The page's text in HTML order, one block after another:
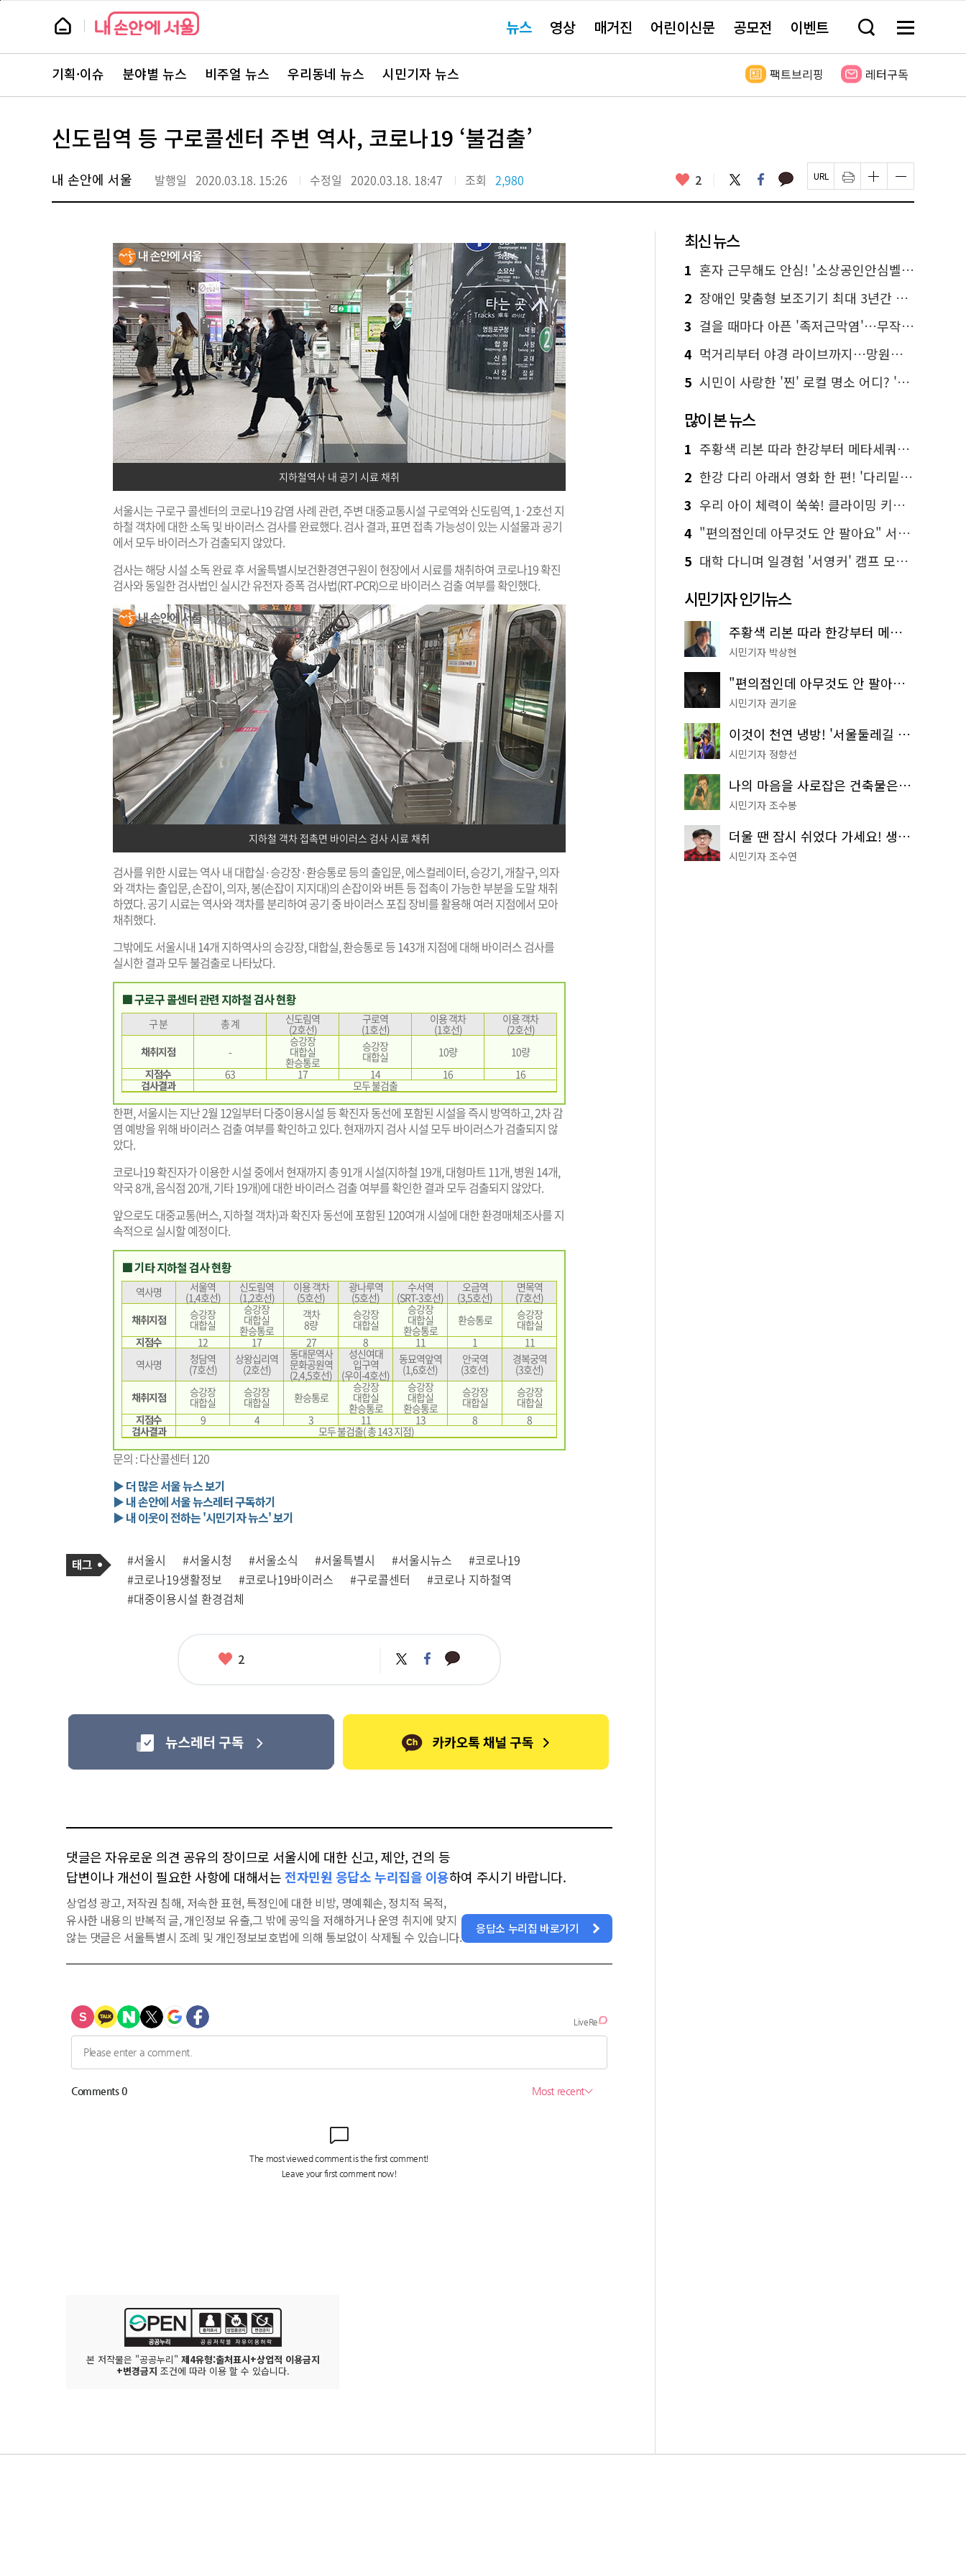
본
뉴
스 요뉴스 영상 매거진 어린이신문 공모전 이벤트 검
창
기
메
전
보
뉴
스
주
서
바
로
기획·이슈 분야별 뉴스 비주얼 뉴스 우리동네 뉴스 시민기자 뉴스 팩트브리핑 레터구독
신도림역 등 구로콜센터 주변 역사, 코로나19 ‘불검출’
내 손안에 서울 발행일 2020.03.18. 15:26 수정일 2020.03.18. 18:47 조회 2,980 좋
요
2 트
위
터
페
이
스
카
카 페
이
지
인
쇄
하
글
자
크
하
기
글
자
크
하
기
지하철역사 내 공기 시료 채취
서울시는 구로구 콜센터의 코로나19 감염 사례 관련, 주변 대중교통시설 구로역와 신도림역, 1·2호선 지
하철 객차에 대한 소독 및 바이러스 검사를 완료했다. 검사 결과, 표면 접촉 가능성이 있는 시설물과 공기
에서 모두 바이러스가 검출되지 않았다.
검사는 해당 시설 소독 완료 후 서울특별시보건환경연구원이 현장에서 시료를 채취하여 코로나19 확진
검사와 동일한 검사법인 실시간 유전자 증폭 검사법(RT-PCR)으로 바이러스 검출 여부를 확인했다.
지하철 객차 접촉면 바이러스 검사 시료 채취
검사를 위한 시료는 역사 내 대합실·승강장·환승통로 등의 출입문, 에스컬레이터, 승강기, 개찰구, 의자
와 객차는 출입문, 손잡이, 의자, 봉(손잡이 지지대)의 손잡이와 버튼 등 접촉이 가능한 부분을 도말 채취
하였다. 공기 시료는 역사와 객차를 분리하여 공기 중 바이러스 포집 장비를 활용해 여러 지점에서 모아
채취했다.
그밖에도 서울시내 14개 지하역사의 승강장, 대합실, 환승통로 등 143개 지점에 대해 바이러스 검사를
실시한 결과 모두 불검출로 나타났다.
■ 구로구 콜센터 관련 지하철 검사 현황
구 분 총 계 신도림역
(2호선)
구로역
(1호선)
이용 객차
(1호선)
이용 객차
(2호선)
채취지점
-
승강장
대합실
환승통로
승강장
대합실 10량
10량
지점수
63 17 14 16
16
검사결과
모두 불검출
한편, 서울시는 지난 2월 12일부터 다중이용시설 등 확진자 동선에 포함된 시설을 즉시 방역하고, 2차 감
염 예방을 위해 바이러스 검출 여부를 확인하고 있다. 현재까지 검사 시설 모두 바이러스가 검출되지 않
았다.
코로나19 확진자가 이용한 시설 중에서 현재까지 총 91개 시설(지하철 19개, 대형마트 11개, 병원 14개,
약국 8개, 음식점 20개, 기타 19개)에 대한 바이러스 검출 여부를 확인한 결과 모두 검출되지 않았다.
앞으로도 대중교통(버스, 지하철 객차)과 확진자 동선에 포함된 120여개 시설에 대한 환경매체조사를 지
속적으로 실시할 예정이다.
■ 기타 지하철 검사 현황
역사명 서울역
(1,4호선)
신도림역
(1,2호선)
이용 객차
(5호선)
광나루역
(5호선)
수서역
(SRT-3호선)
오금역
(3,5호선)
면목역
(7호선)
채취지점
승강장
대합실
승강장
대합실
환승통로
객차
8량
승강장
대합실
승강장
대합실
환승통로
환승통로 승강장
대합실
지점수
12 17 27 8 11 1
11
역사명
청담역
(7호선)
상왕십리역
(2호선)
동대문역사
문화공원역
(2,4,5호선)
성신여대
입구역
(우이-4호선)
동묘역앞역
(1,6호선)
안국역
(3호선)
경복궁역
(3호선)
채취지점
승강장
대합실
승강장
대합실 환승통로
승강장
대합실
환승통로
승강장
대합실
환승통로
승강장
대합실
승강장
대합실
지점수
9 4 3 11 13 8
8
검사결과
모두 불검출( 총 143 지점)
문의 : 다산콜센터 120
▶ 더 많은 서울 뉴스 보기
▶ 내 손안에 서울 뉴스레터 구독하기
▶ 내 이웃이 전하는 '시민기자 뉴스' 보기
사
관
련
태
그
태
그
#서울시 #서울시청 #서울소식 #서울특별시 #서울시뉴스
#코로나19
#코로나19생활정보
#코로나19바이러스 #구로콜센터
#코로나 지하철역
#대중이용시설 환경검체
좋
2 트
위
페
이
카
카
댓글은 자유로운 의견 공유의 장이므로 서울시에 대한 신고, 제안, 건의 등
답변이나 개선이 필요한 사항에 대해서는 전자민원 응답소 누리집을 이용하여 주시기 바랍니다.
상업성 광고, 저작권 침해, 저속한 표현, 특정인에 대한 비방, 명예훼손, 정치적 목적,
유사한 내용의 반복적 글, 개인정보 유출,그 밖에 공익을 저해하거나 운영 취지에 맞지
않는 댓글은 서울특별시 조례 및 개인정보보호법에 의해 통보없이 삭제될 수 있습니다.
응답소 누리집 바로가기
본 저작물은 "공공누리" 제4유형:출처표시+상업적 이용금지
+변경금지 조건에 따라 이용 할 수 있습니다.
최신 뉴스
1 혼자 근무해도 안심! '소상공인안심벨' 신청하세요
2 장애인 맞춤형 보조기기 최대 3년간 무상 대여…삶의 질 높인다
3 걸을 때마다 아픈 '족저근막염'…무작정 참지 말고 '이것' 해보세요!
4 먹거리부터 야경 라이브까지…망원한강공원 알짜 코스
5 시민이 사랑한 '찐' 로컬 명소 어디? '서울에디션25' 추천 코스
많이 본 뉴스
1 주황색 리본 따라 한강부터 메타세쿼이아 숲길까지…서울둘레길 15코스
2 한강 다리 아래서 영화 한 편! '다리밑 영화관' 무료 상영
3 우리 아이 체력이 쑥쑥! 클라이밍 키즈카페·어린이 체력장
4 "편의점인데 아무것도 안 팔아요" 서울에서 가장 특별한 편의점의 정체
5 대학 다니며 일경험 '서영커' 캠프 모집…전액 무료
시민기자 인기뉴스
주황색 리본 따라 한강부터 메타세쿼이아 숲길까지…서울둘레길 15코스
시민기자 박상현
"편의점인데 아무것도 안 팔아요" 서울에서 가장 특별한 편의점의 정체
시민기자 권기윤
이것이 천연 냉방! '서울둘레길 9코스'로 숲속 피서 떠나볼까
시민기자 정향선
나의 마음을 사로잡은 건축물은? '서울시 건축상' 수상작 공개!
시민기자 조수봉
더울 땐 잠시 쉬었다 가세요! 생수 냉장고부터 해피소·무더위쉼터까지
시민기자 조수연
페